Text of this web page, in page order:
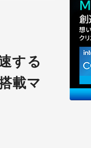
する
載マ